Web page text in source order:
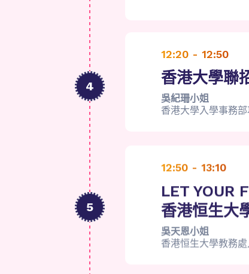
4
5
12:20 - 12:50
香港大學聯
吳紀珊小姐
香港大學入學事務
12:50 - 13:10
LET YOUR
香港恒生大
吳天恩小姐
香港恒生大學教務